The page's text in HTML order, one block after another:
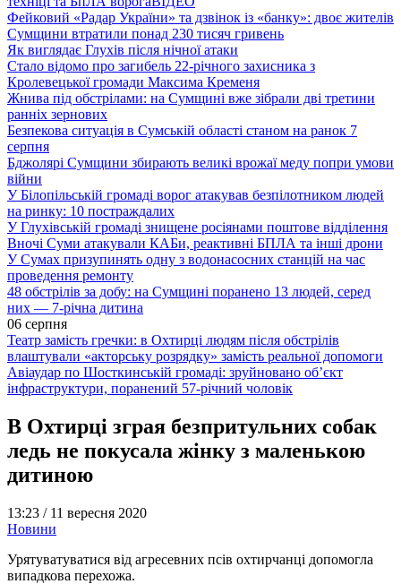
Фейковий «Радар України» та дзвінок із «банку»: двоє жителів
Сумщини втратили понад 230 тисяч гривень
Як виглядає Глухів після нічної атаки
Стало відомо про загибель 22-річного захисника з
Кролевецької громади Максима Кременя
Жнива під обстрілами: на Сумщині вже зібрали дві третини
ранніх зернових
Безпекова ситуація в Сумській області станом на ранок 7
серпня
Бджолярі Сумщини збирають великі врожаї меду попри умови
війни
У Білопільській громаді ворог атакував безпілотником людей
на ринку: 10 постраждалих
У Глухівській громаді знищене росіянами поштове відділення
Вночі Суми атакували КАБи, реактивні БПЛА та інші дрони
У Сумах призупинять одну з водонасосних станцій на час
проведення ремонту
48 обстрілів за добу: на Сумщині поранено 13 людей, серед
них — 7-річна дитина
06 серпня
Театр замість гречки: в Охтирці людям після обстрілів
влаштували «акторську розрядку» замість реальної допомоги
Авіаудар по Шосткинській громаді: зруйновано об’єкт
інфраструктури, поранений 57-річний чоловік
В Охтирці зграя безпритульних собак
ледь не покусала жінку з маленькою
дитиною
13:23 / 11 вересня 2020
Новини
Урятуватуватися від агресевних псів охтирчанці допомогла
випадкова перехожа.